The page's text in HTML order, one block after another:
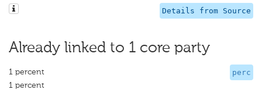
Details from Source
Already linked to 1 core party
perc
1 percent
1 percent